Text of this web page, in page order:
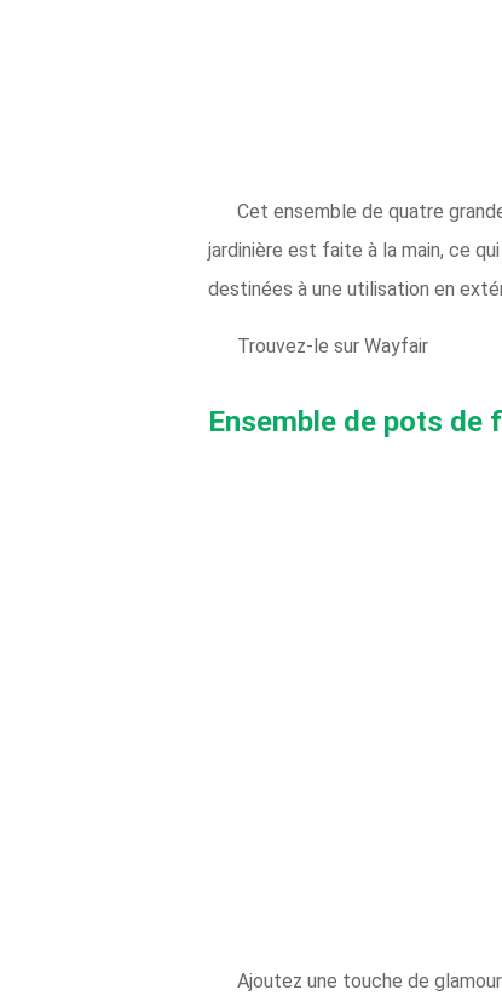
Cet ensemble de quatre
jardinière est faite à la main, ce
destinées à une utilisation en
Trouvez-le sur Wayfair
Ensemble de pots de
Ajoutez une touche de